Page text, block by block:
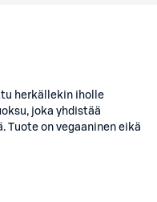
herkällekin iholle
joka yhdistää
Tuote on vegaaninen eikä